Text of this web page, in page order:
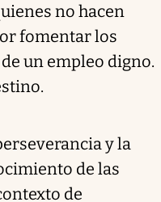
no hacen
fomentar los
un empleo digno.
y la
de las
de